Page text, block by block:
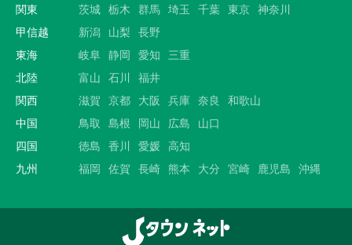
関東
茨城 栃木 群馬 埼玉 千葉 東京 神奈川
甲信越
新潟 山梨
長野
東海
岐阜 静岡 愛知
三重
北陸
富山 石川
福井
関西
滋賀 京都 大阪 兵庫 奈良
和歌山
中国
鳥取 島根 岡山 広島
山口
四国
徳島 香川 愛媛 高知
九州
福岡 佐賀 長崎 熊本 大分 宮崎 鹿児島 沖縄